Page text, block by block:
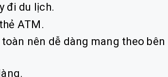
đi du lịch.
ATM.
nên dễ dàng mang theo bên